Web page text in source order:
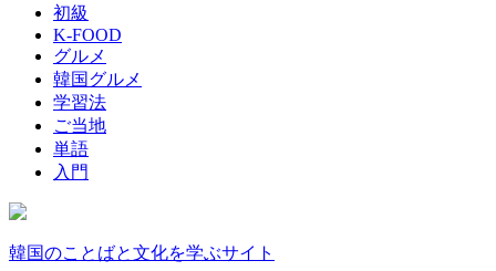
初級
K-FOOD
グルメ
韓国グルメ
学習法
ご当地
単語
入門
韓国のことばと文化を学ぶサイト